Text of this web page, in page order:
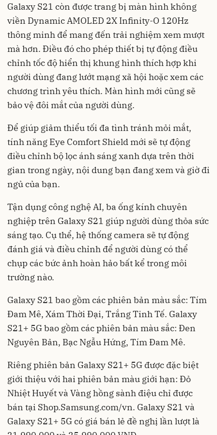
Galaxy S21 còn được trang bị màn hình không
viền Dynamic AMOLED 2X Infinity-O 120Hz
thông minh để mang đến trải nghiệm xem mượt
mà hơn. Điều đó cho phép thiết bị tự động điều
chỉnh tốc độ hiển thị khung hình thích hợp khi
người dùng đang lướt mạng xã hội hoặc xem các
chương trình yêu thích. Màn hình mới cũng sẽ
bảo vệ đôi mắt của người dùng.
Để giúp giảm thiểu tối đa tình tránh mỏi mắt,
tính năng Eye Comfort Shield mới sẽ tự động
điều chỉnh bộ lọc ánh sáng xanh dựa trên thời
gian trong ngày, nội dung bạn đang xem và giờ đi
ngủ của bạn.
Tận dụng công nghệ AI, ba ống kính chuyên
nghiệp trên Galaxy S21 giúp người dùng thỏa sức
sáng tạo. Cụ thể, hệ thống camera sẽ tự động
đánh giá và điều chỉnh để người dùng có thể
chụp các bức ảnh hoàn hảo bất kể trong môi
trường nào.
Galaxy S21 bao gồm các phiên bản màu sắc: Tím
Đam Mê, Xám Thời Đại, Trắng Tinh Tế. Galaxy
S21+ 5G bao gồm các phiên bản màu sắc: Đen
Nguyên Bản, Bạc Ngẫu Hứng, Tím Đam Mê.
Riêng phiên bản Galaxy S21+ 5G được đặc biệt
giới thiệu với hai phiên bản màu giới hạn: Đỏ
Nhiệt Huyết và Vàng hồng sành điệu chỉ được
bán tại Shop.Samsung.com/vn. Galaxy S21 và
Galaxy S21+ 5G có giá bán lẻ đề nghị lần lượt là